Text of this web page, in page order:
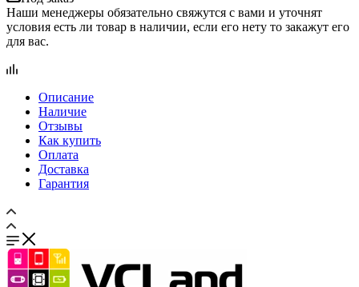
Описание
Как купить
Оплата
Доставка
Гарантия
Сравнение 0 Избранные товары 0